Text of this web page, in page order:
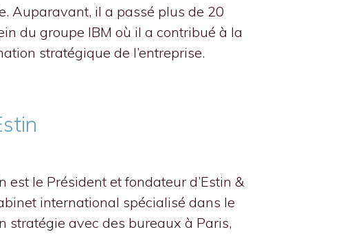
Auparavant, il a passé plus de 20
du groupe IBM où il a contribué à la
stratégique de l’entreprise.
est le Président et fondateur d’Estin &
international spécialisé dans le
stratégie avec des bureaux à Paris,